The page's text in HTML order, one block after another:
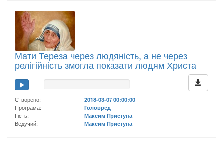
Мати Тереза через людяність, а не через
релігійність змогла показати людям Христа
Створено:
2018-03-07 00:00:00
Програма:
Головред
Гість:
Максим Приступа
Ведучий:
Максим Приступа